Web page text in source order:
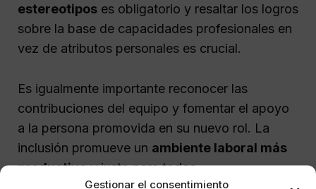
Gestionar el consentimiento
estereotipos es obligatorio y resaltar los logros
sobre la base de capacidades profesionales en
vez de atributos personales es crucial.
Es igualmente importante reconocer las
contribuciones del equipo y fomentar el apoyo
a la persona promovida en su nuevo rol. La
inclusión promueve un ambiente laboral más
productivoy justo para todos.